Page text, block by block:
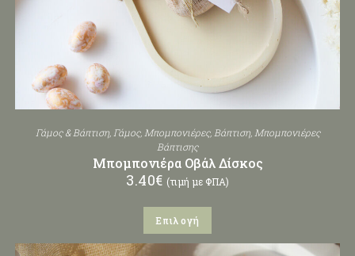
Γάμος & Βάπτιση, Γάμος, Μπομπονιέρες, Βάπτιση, Μπομπονιέρες
Βάπτισης
Μπομπονιέρα Οβάλ Δίσκος
3.40€ (τιμή με ΦΠΑ)
Επιλογή